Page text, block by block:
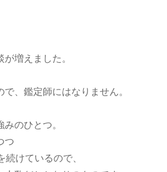
増えました。
、鑑定師にはなりません。
のひとつ。
つ
続けているので、